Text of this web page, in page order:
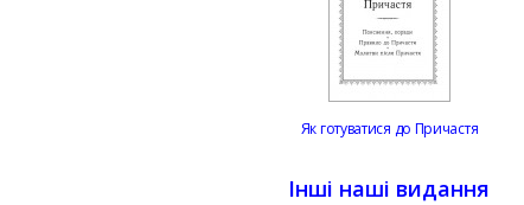
Як готуватися до Причастя
Інші наші видання